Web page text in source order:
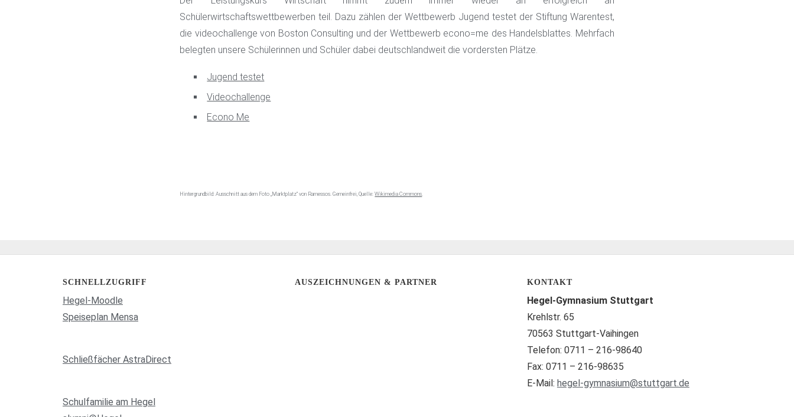
Schülerwirtschaftswettbewerben teil. Dazu zählen der Wettbewerb Jugend testet der Stiftung Warentest,
die videochallenge von Boston Consulting und der Wettbewerb econo=me des Handelsblattes. Mehrfach
belegten unsere Schülerinnen und Schüler dabei deutschlandweit die vordersten Plätze.
Jugend testet
Videochallenge
Econo Me
Hintergrundbild: Ausschnitt aus dem Foto „Marktplatz“ von Ramessos. Gemeinfrei, Quelle:Wikimedia Commons.
SCHNELLZUGRIFF
Hegel-Moodle
Speiseplan Mensa
Schließfächer AstraDirect
Schulfamilie am Hegel
AUSZEICHNUNGEN & PARTNER KONTAKT
Hegel-Gymnasium Stuttgart
Krehlstr. 65
70563 Stuttgart-Vaihingen
Telefon: 0711 – 216-98640
Fax: 0711 – 216-98635
E-Mail: hegel-gymnasium@stuttgart.de